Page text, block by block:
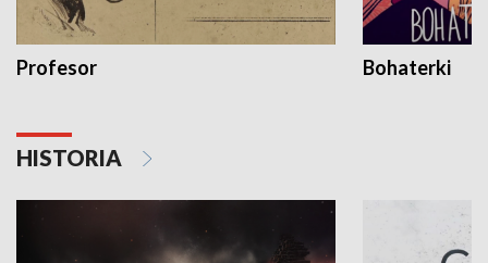
Profesor Bohaterki
HISTORIA